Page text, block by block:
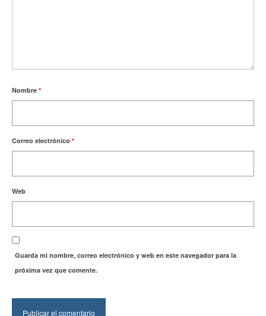
Nombre *
Correo electrónico *
Web
Guarda mi nombre, correo electrónico y web en este navegador para la
próxima vez que comente.